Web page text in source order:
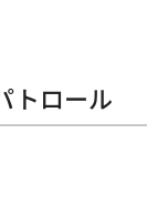
トロール